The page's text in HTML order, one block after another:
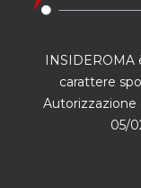
INSIDEROMA
carattere
Autorizzazione
05/